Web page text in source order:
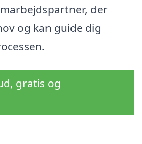
der
og kan guide dig
gratis og